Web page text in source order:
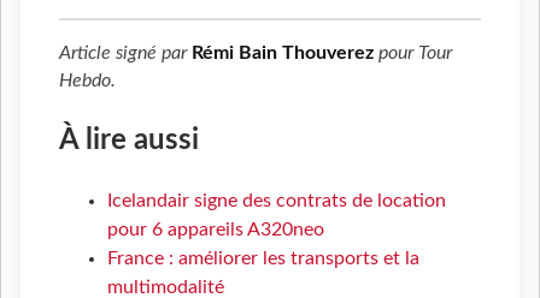
Article signé par Rémi Bain Thouverez pour Tour
Hebdo.
À lire aussi
Icelandair signe des contrats de location
pour 6 appareils A320neo
France : améliorer les transports et la
multimodalité